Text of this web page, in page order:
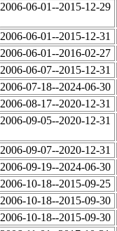
2006-06-01--2015-12-29
2006-06-01--2015-12-31
2006-06-01--2016-02-27
2006-06-07--2015-12-31
2006-07-18--2024-06-30
2006-08-17--2020-12-31
2006-09-05--2020-12-31
2006-09-07--2020-12-31
2006-09-19--2024-06-30
2006-10-18--2015-09-25
2006-10-18--2015-09-30
2006-10-18--2015-09-30